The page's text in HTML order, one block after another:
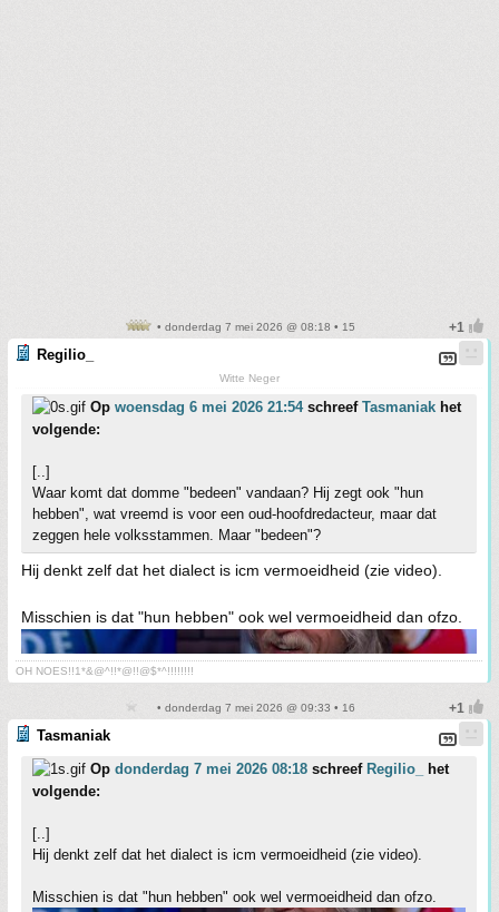
• donderdag 7 mei 2026 @ 08:18 • 15
Regilio_
Witte Neger
Op woensdag 6 mei 2026 21:54schreef Tasmaniak het
volgende:
[..]
Waar komt dat domme "bedeen" vandaan? Hij zegt ook "hun
hebben", wat vreemd is voor een oud-hoofdredacteur, maar dat
zeggen hele volksstammen. Maar "bedeen"?
Hij denkt zelf dat het dialect is icm vermoeidheid (zie video).
Misschien is dat "hun hebben" ook wel vermoeidheid dan ofzo.
OH NOES!!1*&@^!!*@!!@$*^!!!!!!!!
• donderdag 7 mei 2026 @ 09:33 • 16
Tasmaniak
Op donderdag 7 mei 2026 08:18 schreef Regilio_
het
volgende:
[..]
Hij denkt zelf dat het dialect is icm vermoeidheid (zie video).
Misschien is dat "hun hebben" ook wel vermoeidheid dan ofzo.